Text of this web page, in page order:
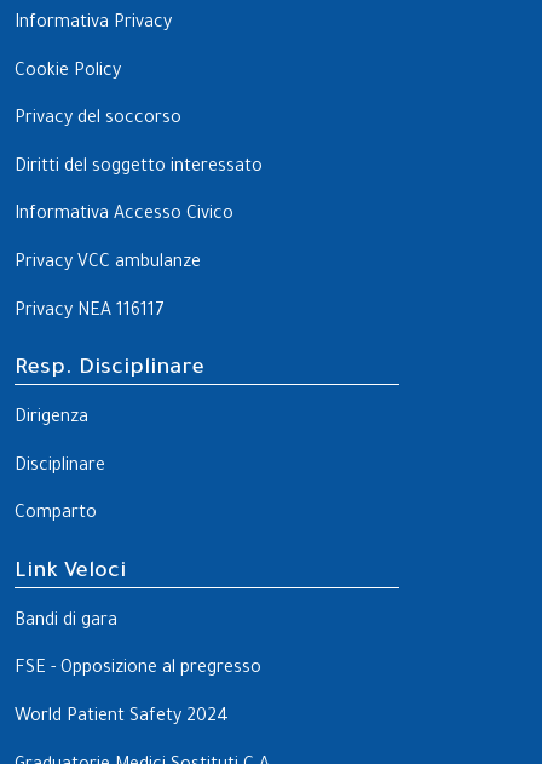
Informativa Privacy
Cookie Policy
Privacy del soccorso
Diritti del soggetto interessato
Informativa Accesso Civico
Privacy VCC ambulanze
Privacy NEA 116117
Resp. Disciplinare
Dirigenza
Disciplinare
Comparto
Link Veloci
Bandi di gara
FSE - Opposizione al pregresso
World Patient Safety 2024